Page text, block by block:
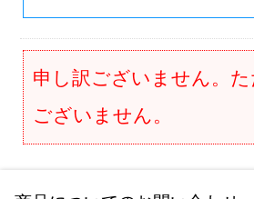
申し訳ございません。
ございません。